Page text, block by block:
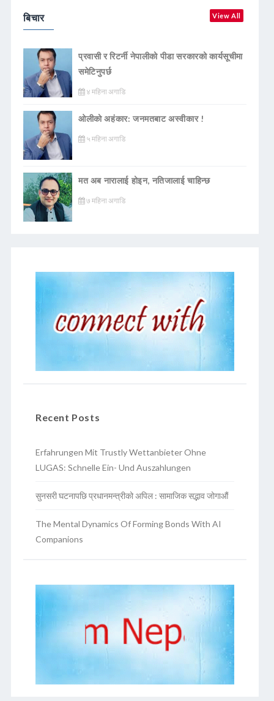
बिचार View All
प्रवासी र रिटर्नी नेपालीको पीडा सरकारको कार्यसूचीमा
समेटिनुपर्छ
४ महिना अगाडि
ओलीको अहंकार: जनमतबाट अस्वीकार !
५ महिना अगाडि
मत अब नारालाई होइन, नतिजालाई चाहिन्छ
७ महिना अगाडि
Recent Posts
Erfahrungen Mit Trustly Wettanbieter Ohne
LUGAS: Schnelle Ein- Und Auszahlungen
सुनसरी घटनापछि प्रधानमन्त्रीको अपिल : सामाजिक सद्भाव जोगाऔं
The Mental Dynamics Of Forming Bonds With AI
Companions